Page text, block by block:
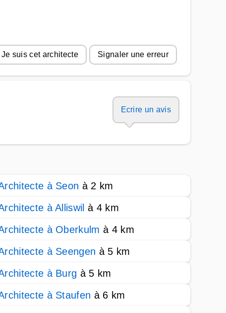
Je suis cet architecte Signaler une erreur
Ecrire un avis
à Seon à 2 km
à Alliswil à 4 km
à Oberkulm à 4 km
à Seengen à 5 km
à Burg à 5 km
à Staufen à 6 km